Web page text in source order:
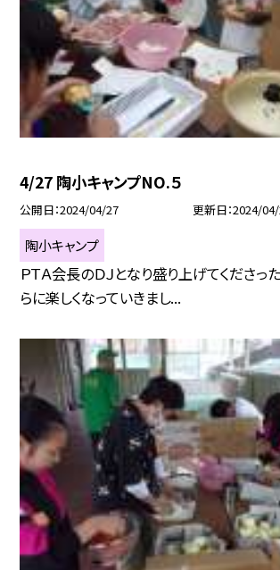
4/27 陶小キャンプNO.５
公開日 2024/04/27 更新日 2024/
陶小キャンプ
ＰＴＡ会長のＤＪとなり盛り上げてくださっ
らに楽しくなっていきまし...